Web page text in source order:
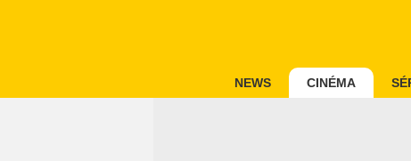
NEWS CINÉMA